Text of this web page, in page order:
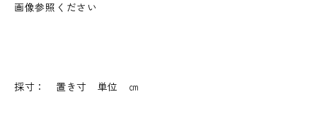
画像参照ください
採寸： 置き寸 単位 ㎝